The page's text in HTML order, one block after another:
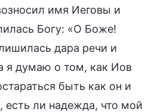
имя Иеговы и
Богу: «О Боже!
дара речи и
я думаю о том, как Иов
быть как он и
есть ли надежда, что мой